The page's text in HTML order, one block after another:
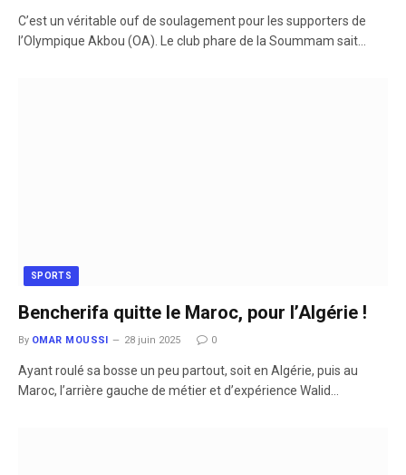
​C’est un véritable ouf de soulagement pour les supporters de
l’Olympique Akbou (OA). Le club phare de la Soummam sait…
SPORTS
Bencherifa quitte le Maroc, pour l’Algérie !
By OMAR MOUSSI 28 juin 2025 0
Ayant roulé sa bosse un peu partout, soit en Algérie, puis au
Maroc, l’arrière gauche de métier et d’expérience Walid…